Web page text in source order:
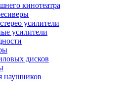
кинотеатра
усилители
усилители
дисков
наушников